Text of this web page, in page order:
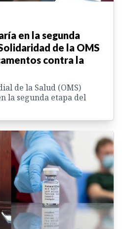
en la segunda
de la OMS
contra la
de la Salud (OMS)
la segunda etapa del